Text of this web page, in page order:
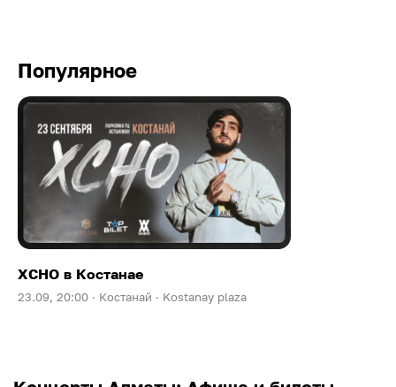
Популярное
XCHO в Костанае
23.09, 20:00 · Костанай · Kostanay plaza